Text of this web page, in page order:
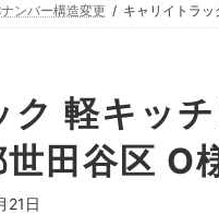
ンバー構造変更 キャリイトラッ
ク 軽キッ
田谷区 O
21日